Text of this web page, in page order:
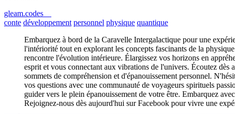
gleam.codes
conte développement personnel physique quantique
Embarquez à bord de la Caravelle Intergalactique pour une
l'intériorité tout en explorant les concepts fascinants de la
rencontre l'évolution intérieure. Élargissez vos horizons en
esprit et vous connectant aux vibrations de l'univers. Écoutez
sommets de compréhension et d'épanouissement personnel.
vos questions avec une communauté de voyageurs spirituels
guider vers le plein épanouissement de votre être. Embarquez
Rejoignez-nous dès aujourd'hui sur Facebook pour vivre une